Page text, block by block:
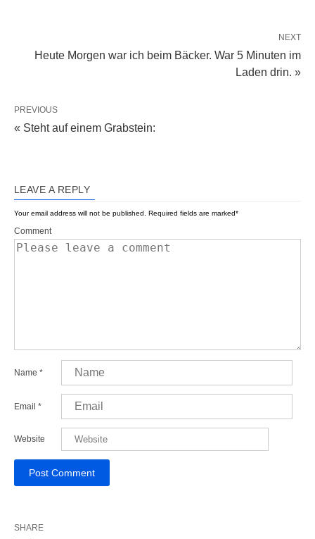
NEXT
Heute Morgen war ich beim Bäcker. War 5 Minuten im
Laden drin. »
PREVIOUS
« Steht auf einem Grabstein:
LEAVE A REPLY
Your email address will not be published. Required fields are marked*
Comment
Name *
Email *
Website
SHARE